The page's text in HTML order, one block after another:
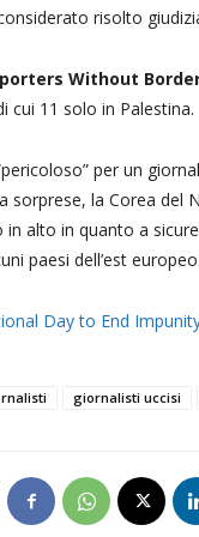
risolto
Without
cui 11 solo in Palestina.
per un
sorprese, la Corea del
alto in quanto a
paesi dell’est europeo.
Day to End
giornalisti uccisi